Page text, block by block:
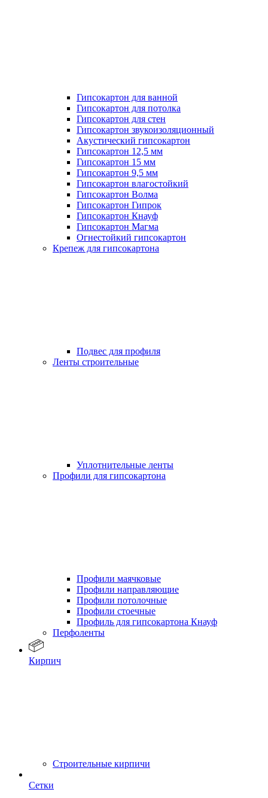
Гипсокартон для ванной
Гипсокартон для потолка
Гипсокартон для стен
Гипсокартон звукоизоляционный
Акустический гипсокартон
Гипсокартон 12,5 мм
Гипсокартон 15 мм
Гипсокартон 9,5 мм
Гипсокартон влагостойкий
Гипсокартон Волма
Гипсокартон Гипрок
Гипсокартон Кнауф
Гипсокартон Магма
Огнестойкий гипсокартон
Крепеж для гипсокартона
Подвес для профиля
Ленты строительные
Уплотнительные ленты
Профили для гипсокартона
Профили маячковые
Профили направляющие
Профили потолочные
Профили стоечные
Профиль для гипсокартона Кнауф
Перфоленты
Кирпич
Строительные кирпичи
Сетки